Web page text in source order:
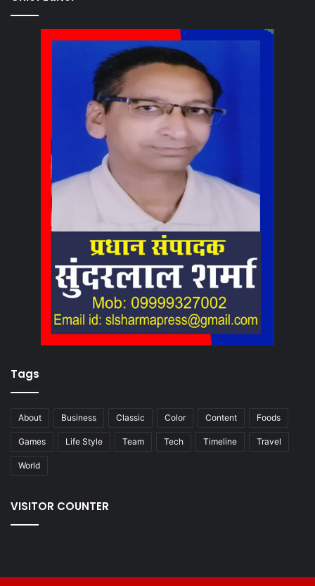
Tags
About Business Classic Color Content Foods
Games Life Style Team Tech Timeline Travel
World
VISITOR COUNTER